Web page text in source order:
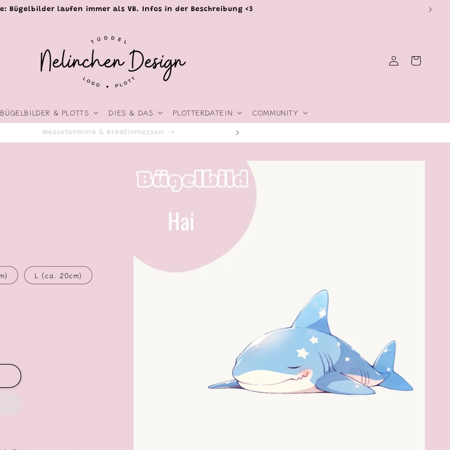
Bügelbilder laufen immer als VB. Infos in der Beschreibung <3
BÜGELBILDER & PLOTTS DIES & DAS PLOTTERDATEIN COMMUNITY
EinloggenWarenkorb
Livestreams & Events
Produktinformationen
springen
L (ca. 20cm)